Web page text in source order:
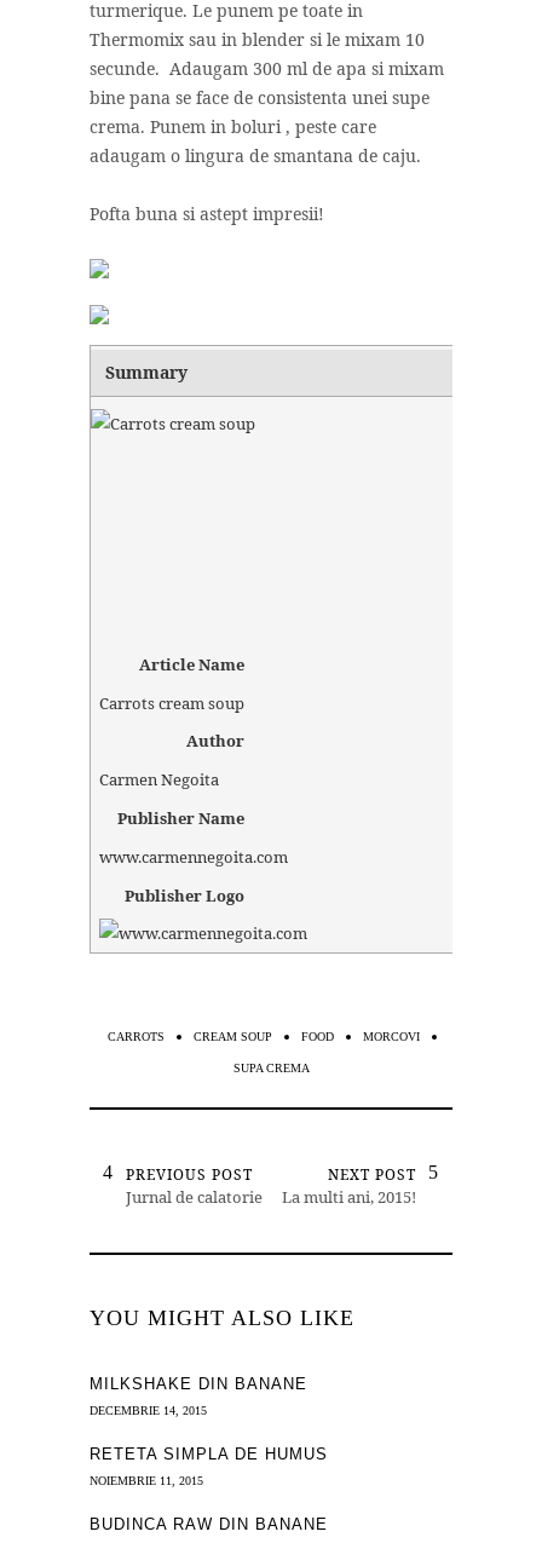
turmerique. Le punem pe toate in
Thermomix sau in blender si le mixam 10
secunde. Adaugam 300 ml de apa si mixam
bine pana se face de consistenta unei supe
crema. Punem in boluri , peste care
adaugam o lingura de smantana de caju.
Pofta buna si astept impresii!
Summary
Article Name
Carrots cream soup
Author
Carmen Negoita
Publisher Name
www.carmennegoita.com
Publisher Logo
CARROTS CREAM SOUP FOOD MORCOVI
SUPA CREMA
PREVIOUS POST
Jurnal de calatorie
NEXT POST
La multi ani, 2015!
YOU MIGHT ALSO LIKE
MILKSHAKE DIN BANANE
DECEMBRIE 14, 2015
RETETA SIMPLA DE HUMUS
NOIEMBRIE 11, 2015
BUDINCA RAW DIN BANANE